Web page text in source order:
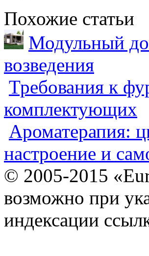
Похожие статьи
Модульный
возведения
Требования к
комплектующих
Ароматерапия:
настроение и
© 2005-2015
возможно при
индексации